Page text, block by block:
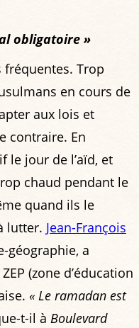
obligatoire »
Trop
en cours de
aux lois et
contraire. En
le jour de l’aïd, et
chaud pendant le
quand ils le
lutter. Jean-François
géographie, a
(zone d’éducation
« Le ramadan est
t-il à Boulevard